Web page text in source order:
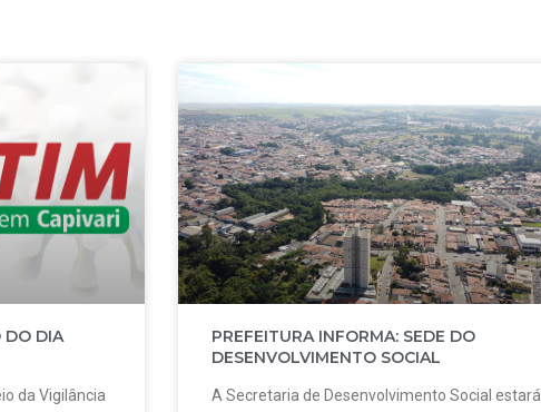
DO DIA
da Vigilância
PREFEITURA INFORMA: SEDE DO
DESENVOLVIMENTO SOCIAL
A Secretaria de Desenvolvimento Social estará